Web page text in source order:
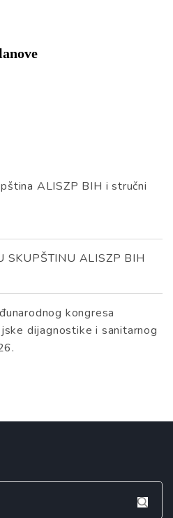
ALISZP BIH i stručni
SKUPŠTINU ALISZP BIH
kongresa
dijagnostike i sanitarnog